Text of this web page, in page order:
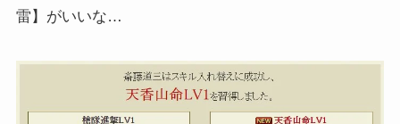
雷】がいいな…